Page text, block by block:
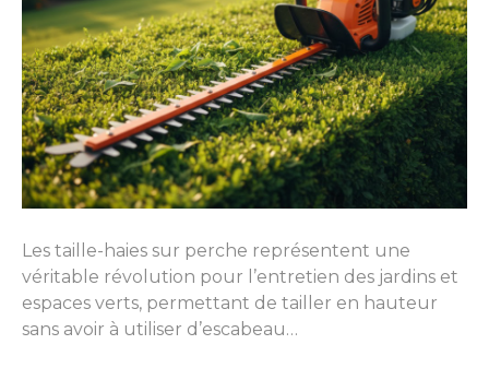
Les taille-haies sur perche représentent une
véritable révolution pour l’entretien des jardins et
espaces verts, permettant de tailler en hauteur
sans avoir à utiliser d’escabeau…